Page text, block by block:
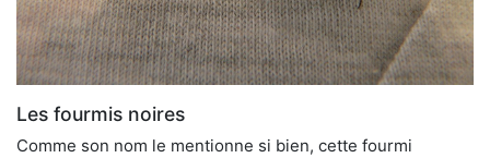
Les fourmis noires
Comme son nom le mentionne si bien, cette fourmi